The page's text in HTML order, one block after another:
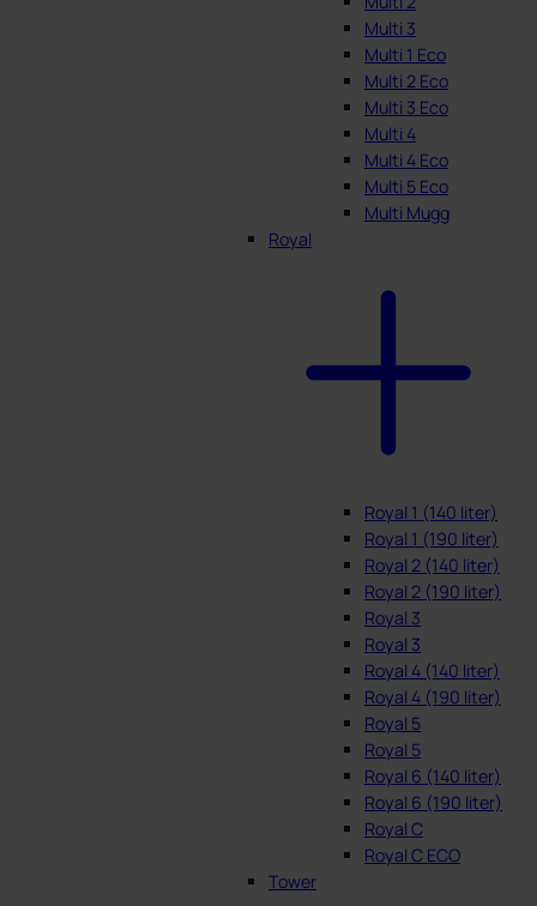
Multi 3
Multi 1 Eco
Multi 2 Eco
Multi 3 Eco
Multi 4
Multi 4 Eco
Multi 5 Eco
Multi Mugg
Royal
Royal 1 (140 liter)
Royal 1 (190 liter)
Royal 2 (140 liter)
Royal 2 (190 liter)
Royal 3
Royal 3
Royal 4 (140 liter)
Royal 4 (190 liter)
Royal 5
Royal 5
Royal 6 (140 liter)
Royal 6 (190 liter)
Royal C
Royal C ECO
Tower